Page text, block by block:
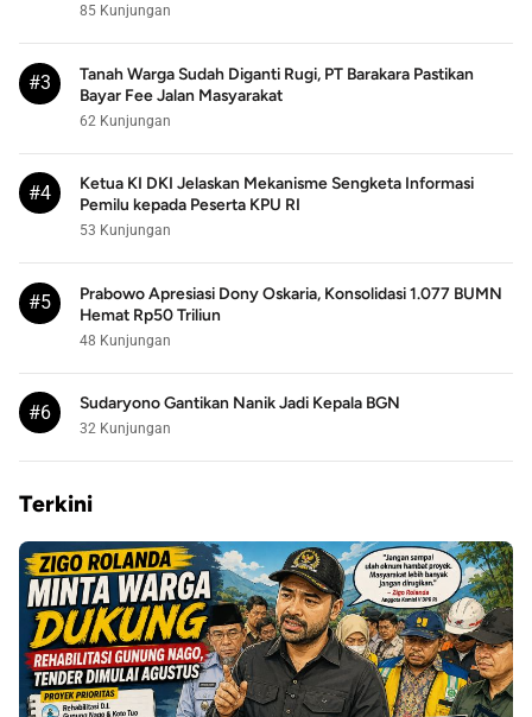
85 Kunjungan
#3
Tanah Warga Sudah Diganti Rugi, PT Barakara Pastikan
Bayar Fee Jalan Masyarakat
62 Kunjungan
#4
Ketua KI DKI Jelaskan Mekanisme Sengketa Informasi
Pemilu kepada Peserta KPU RI
53 Kunjungan
#5
Prabowo Apresiasi Dony Oskaria, Konsolidasi 1.077 BUMN
Hemat Rp50 Triliun
48 Kunjungan
#6 Sudaryono Gantikan Nanik Jadi Kepala BGN
32 Kunjungan
Terkini